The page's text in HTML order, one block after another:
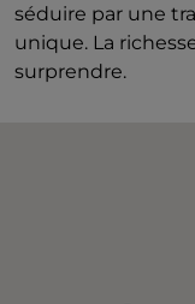
séduire par une
unique. La
surprendre.